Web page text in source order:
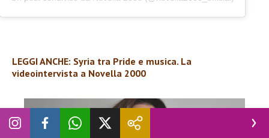
LEGGI ANCHE: Syria tra Pride e musica. La
videointervista a Novella 2000